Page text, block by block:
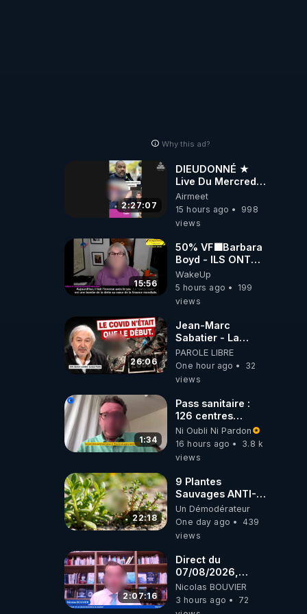
Why this ad?
2:27:07
DIEUDONNÉ ★
Live Du Mercredi
5 Août 2026
Airmeet
15 hours ago
998
views
15:56
50% VF🟩Barbara
Boyd - ILS ONT
MENTI SUR TOUT
-Jocelyne
Traduction
WakeUp
5 hours ago
199
views
26:06
Jean-Marc
Sabatier - La
Covid-19 n'a été
que le début -
L'ARN messager
PAROLE LIBRE
One hour ago
32
views
1:34
Pass sanitaire :
126 centres
commerciaux
concernés par
l'obligation dans
Ni Oubli Ni Pardon
16 hours ago
3.8 k
views
22:18
9 Plantes
Sauvages ANTI-
FAMINE: ces
Ressources
Haies
Un Démodérateur
One day ago
439
views
2:07:16
Direct du
07/08/2026,
présenté par
Nicolas BOUVIER
Nicolas BOUVIER
3 hours ago
72